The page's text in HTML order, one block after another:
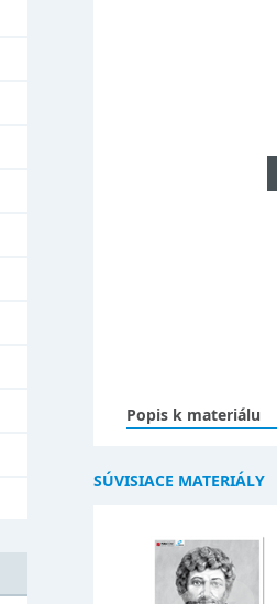
Popis k materiálu
SÚVISIACE MATERIÁLY